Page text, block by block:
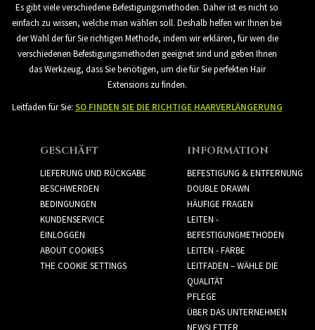
Es gibt viele verschiedene Befestigungsmethoden. Daher ist es nicht so
einfach zu wissen, welche man wählen soll. Deshalb helfen wir Ihnen bei
der Wahl der für Sie richtigen Methode, indem wir erklären, für wen die
verschiedenen Befestigungsmethoden geeignet sind und geben Ihnen
das Werkzeug, dass Sie benötigen, um die für Sie perfekten Hair
Extensions zu finden.
Leitfaden für Sie: SO FINDEN SIE DIE RICHTIGE HAARVERLÄNGERUNG
GESCHÄFT
LIEFERUNG UND RÜCKGABE
BESCHWERDEN
BEDINGUNGEN
KUNDENSERVICE
EINLOGGEN
ABOUT COOKIES
THE COOKIE SETTINGS
INFORMATION
BEFESTIGUNG & ENTFERNUNG
DOUBLE DRAWN
HÄUFIGE FRAGEN
LEITEN -
BEFESTIGUNGMETHODEN
LEITEN - FARBE
LEITFADEN – WÄHLE DIE
QUALITÄT
PFLEGE
ÜBER DAS UNTERNEHMEN
NEWSLETTER